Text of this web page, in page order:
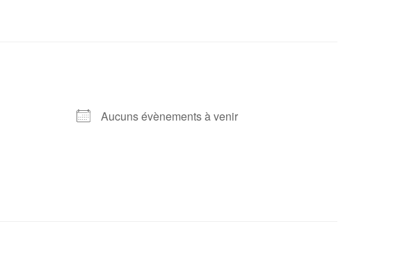
Aucuns évènements à venir